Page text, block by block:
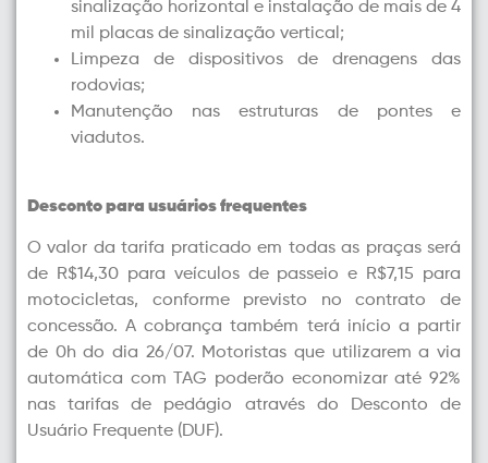
sinalização horizontal e instalação de mais de 4
mil placas de sinalização vertical;
Limpeza de dispositivos de drenagens das
rodovias;
Manutenção nas estruturas de pontes e
viadutos.
Desconto para usuários frequentes
O valor da tarifa praticado em todas as praças será
de R$14,30 para veículos de passeio e R$7,15 para
motocicletas, conforme previsto no contrato de
concessão. A cobrança também terá início a partir
de 0h do dia 26/07. Motoristas que utilizarem a via
automática com TAG poderão economizar até 92%
nas tarifas de pedágio através do Desconto de
Usuário Frequente (DUF).